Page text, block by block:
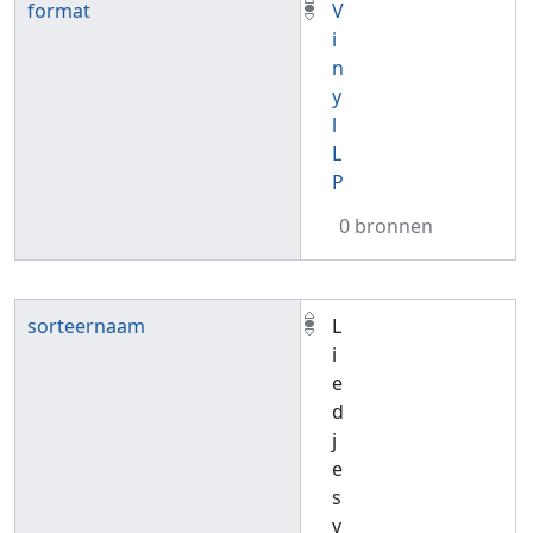
format
V
i
n
y
l
L
P
0 bronnen
sorteernaam
L
i
e
d
j
e
s
v